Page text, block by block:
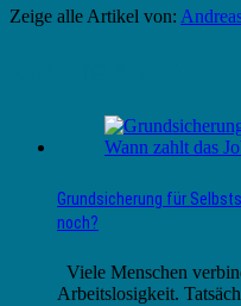
Zeige alle Artikel von:
Grundsicherung für
noch?
Viele Menschen
Arbeitslosigkeit.